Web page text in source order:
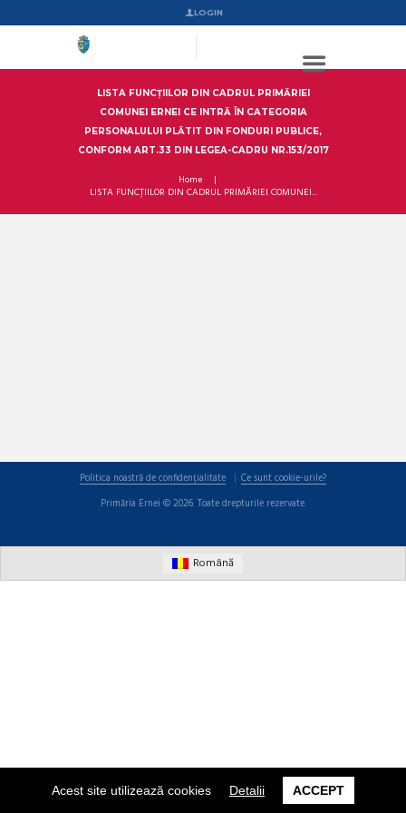
Acest site utilizează cookies Detalii ACCEPT
LOGIN
LISTA FUNCȚIILOR DIN CADRUL PRIMĂRIEI
COMUNEI ERNEI CE INTRĂ ÎN CATEGORIA
PERSONALULUI PLĂTIT DIN FONDURI PUBLICE,
CONFORM ART.33 DIN LEGEA-CADRU NR.153/2017
Home
LISTA FUNCȚIILOR DIN CADRUL PRIMĂRIEI COMUNEI...
Politica noastră de confidențialitate
Ce sunt cookie-urile?
Primăria Ernei © 2026. Toate drepturile rezervate.
Română